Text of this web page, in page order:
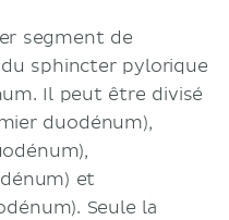
segment de
sphincter pylorique
Il peut être divisé
duodénum),
et
Seule la